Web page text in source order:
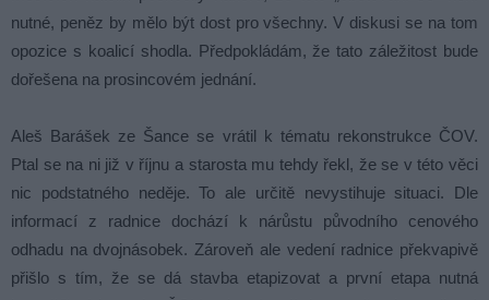
nutné, peněz by mělo být dost pro všechny. V diskusi se na tom
opozice s koalicí shodla. Předpokládám, že tato záležitost bude
dořešena na prosincovém jednání.
Aleš Barášek ze Šance se vrátil k tématu rekonstrukce ČOV.
Ptal se na ni již v říjnu a starosta mu tehdy řekl, že se v této věci
nic podstatného neděje. To ale určitě nevystihuje situaci. Dle
informací z radnice dochází k nárůstu původního cenového
odhadu na dvojnásobek. Zároveň ale vedení radnice překvapivě
přišlo s tím, že se dá stavba etapizovat a první etapa nutná